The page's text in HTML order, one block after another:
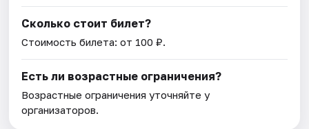
Сколько стоит билет?
Стоимость билета: от 100 ₽.
Есть ли возрастные ограничения?
Возрастные ограничения уточняйте у
организаторов.